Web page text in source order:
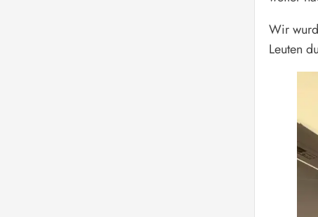
Wir
Leuten